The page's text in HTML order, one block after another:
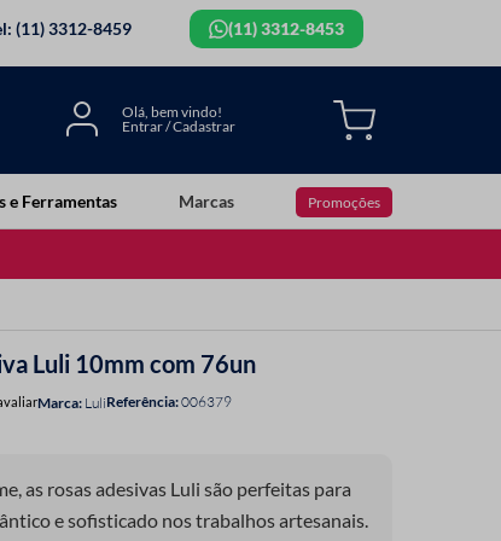
(11) 3312-8459 (11) 3312-8453
e Ferramentas Marcas Promoções
Luli 10mm com 76un
LuliReferência:006379
as rosas adesivas Luli são perfeitas para
e sofisticado nos trabalhos artesanais.